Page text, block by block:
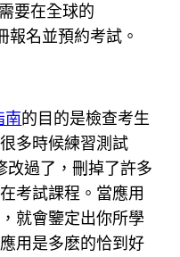
要在全球的
名並預約考試。
南的目的是檢查考生
多時候練習測試
過了，刪掉了許多
考試課程。當應用
就會鑒定出你所學
用是多麽的恰到好